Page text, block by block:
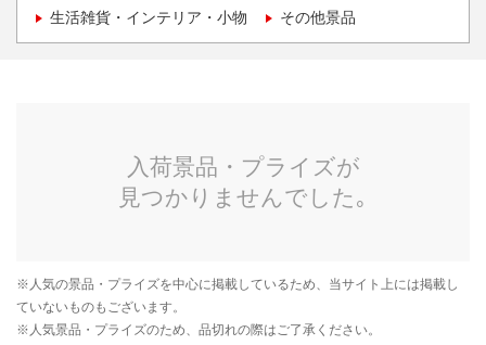
生活雑貨・インテリア・小物 その他景品